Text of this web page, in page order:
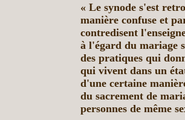
« Le synode s'est
manière confuse et
contredisent
à l'égard du mariage
des pratiques qui
qui vivent dans un
d'une certaine
du sacrement de
personnes de même